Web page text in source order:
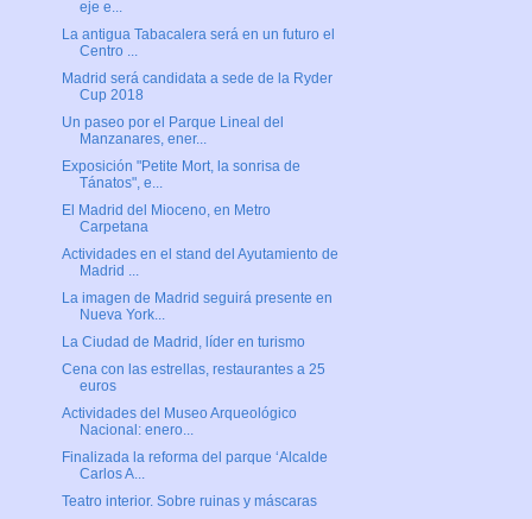
eje e...
La antigua Tabacalera será en un futuro el
Centro ...
Madrid será candidata a sede de la Ryder
Cup 2018
Un paseo por el Parque Lineal del
Manzanares, ener...
Exposición "Petite Mort, la sonrisa de
Tánatos", e...
El Madrid del Mioceno, en Metro
Carpetana
Actividades en el stand del Ayutamiento de
Madrid ...
La imagen de Madrid seguirá presente en
Nueva York...
La Ciudad de Madrid, líder en turismo
Cena con las estrellas, restaurantes a 25
euros
Actividades del Museo Arqueológico
Nacional: enero...
Finalizada la reforma del parque ‘Alcalde
Carlos A...
Teatro interior. Sobre ruinas y máscaras